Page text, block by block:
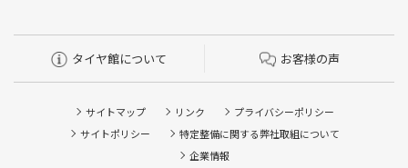
タイヤ館について お客様の声
サイトマップ リンク
プライバシーポリシー
サイトポリシー
特定整備に関する弊社取組について
企業情報